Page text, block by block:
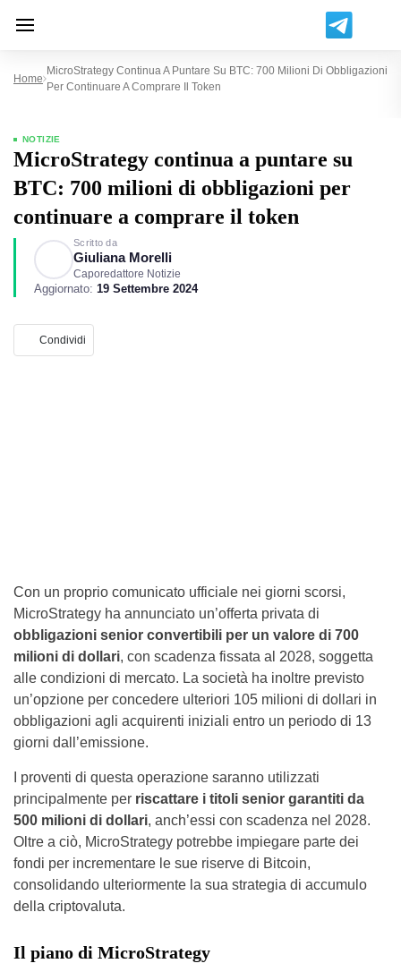
Home
MicroStrategy Continua A Puntare Su BTC: 700 Milioni Di Obbligazioni
Per Continuare A Comprare Il Token
NOTIZIE
MicroStrategy continua a puntare su
BTC: 700 milioni di obbligazioni per
continuare a comprare il token
Scritto da
Giuliana Morelli
Caporedattore Notizie
Aggiornato: 19 Settembre 2024
Condividi
Con un proprio comunicato ufficiale nei giorni scorsi,
MicroStrategy ha annunciato un’offerta privata di
obbligazioni senior convertibili per un valore di 700
milioni di dollari, con scadenza fissata al 2028, soggetta
alle condizioni di mercato. La società ha inoltre previsto
un’opzione per concedere ulteriori 105 milioni di dollari in
obbligazioni agli acquirenti iniziali entro un periodo di 13
giorni dall’emissione.
I proventi di questa operazione saranno utilizzati
principalmente per riscattare i titoli senior garantiti da
500 milioni di dollari, anch’essi con scadenza nel 2028.
Oltre a ciò, MicroStrategy potrebbe impiegare parte dei
fondi per incrementare le sue riserve di Bitcoin,
consolidando ulteriormente la sua strategia di accumulo
della criptovaluta.
Il piano di MicroStrategy